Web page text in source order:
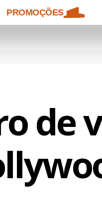
PROMOÇÕES
de